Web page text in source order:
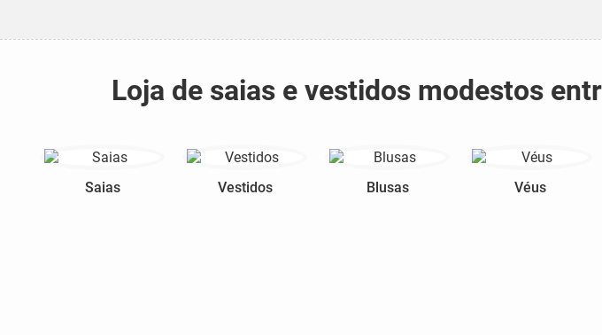
Loja de saias e vestidos modestos
Saias Vestidos Blusas Véus